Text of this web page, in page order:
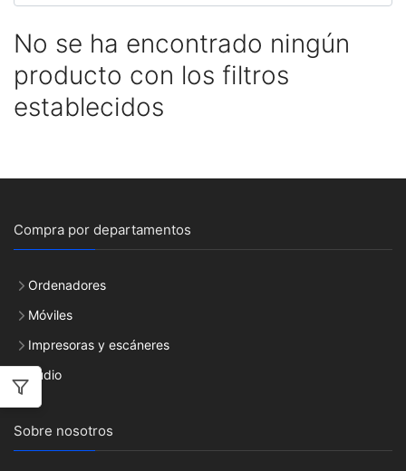
No se ha encontrado ningún
producto con los filtros
establecidos
Compra por departamentos
Ordenadores
Móviles
Impresoras y escáneres
Audio
Sobre nosotros